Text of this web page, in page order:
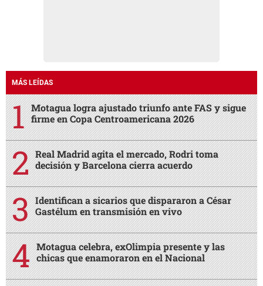
MÁS LEÍDAS
Motagua logra ajustado triunfo ante FAS y sigue
firme en Copa Centroamericana 2026
Real Madrid agita el mercado, Rodri toma
decisión y Barcelona cierra acuerdo
Identifican a sicarios que dispararon a César
Gastélum en transmisión en vivo
Motagua celebra, exOlimpia presente y las
chicas que enamoraron en el Nacional